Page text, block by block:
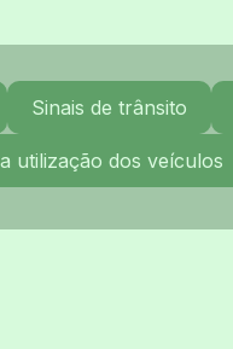
Sinais de trânsito
utilização dos veículos